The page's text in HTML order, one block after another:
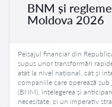
BNM și
Moldova 2026
Peisajul financiar din
supus unor transformări
atât la nivel național, cât și
companiile care operează
(BNM), înțelegerea și
necesitate, ci un imperativ